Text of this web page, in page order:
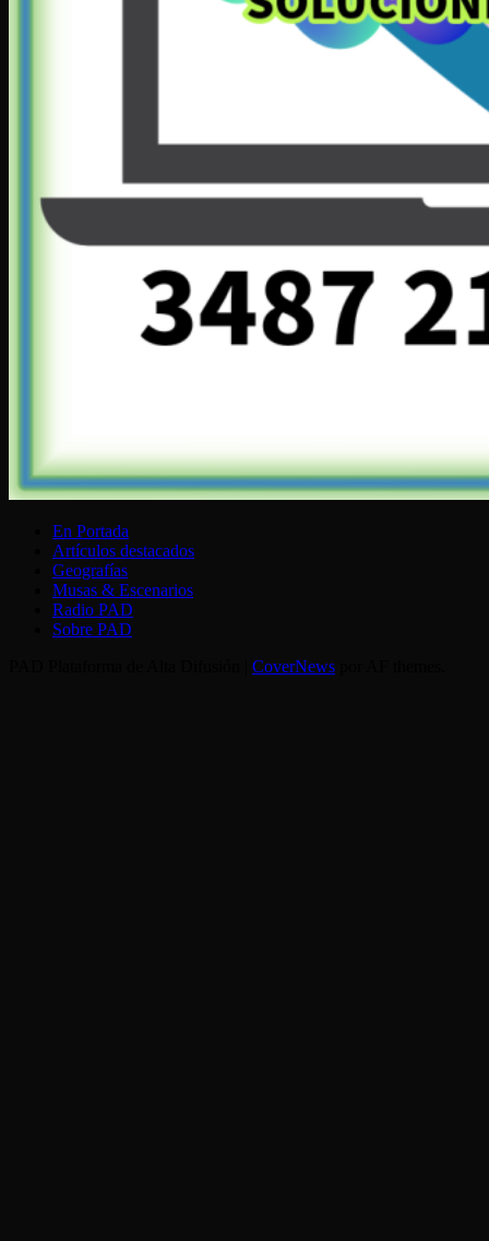
En Portada
Artículos destacados
Geografías
Musas & Escenarios
Radio PAD
Sobre PAD
CoverNews